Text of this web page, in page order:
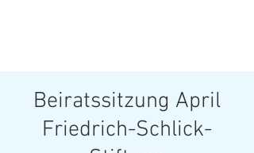
Beiratssitzung April
Friedrich-Schlick-